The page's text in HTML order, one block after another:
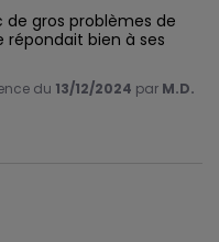
gros problèmes de
répondait bien à ses
du 13/12/2024 par M.D.